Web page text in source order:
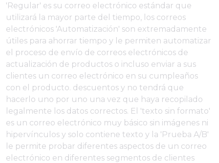
'Regular' es su correo electrónico estándar que
utilizará la mayor parte del tiempo, los correos
electrónicos 'Automatización' son extremadamente
útiles para ahorrar tiempo y le permiten automatizar
el proceso de envío de correos electrónicos de
actualización de productos o incluso enviar a sus
clientes un correo electrónico en su cumpleaños
con el producto. descuentos y no tendrá que
hacerlo uno por uno una vez que haya recopilado
legalmente los datos correctos. El 'texto sin formato'
es un correo electrónico muy básico sin imágenes ni
hipervínculos y solo contiene texto y la 'Prueba A/B'
le permite probar diferentes aspectos de un correo
electrónico en diferentes segmentos de clientes